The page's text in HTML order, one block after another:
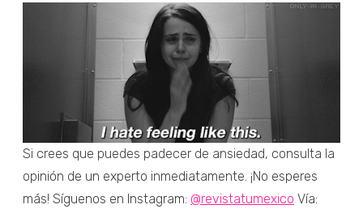
Si crees que puedes padecer de ansiedad, consulta la
opinión de un experto inmediatamente. ¡No esperes
más! Síguenos en Instagram: @revistatumexico Vía: